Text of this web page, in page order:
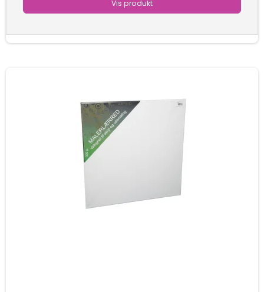
Vis produkt